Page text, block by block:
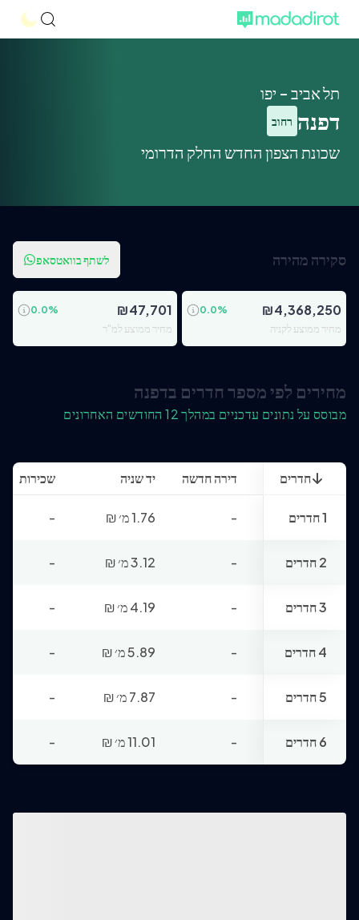
תל אביב - יפו
דפנה רחוב
שכונת הצפון החדש החלק הדרומי
סקירה מהירה לשתף בוואטסאפ
₪4,368,250
0.0%
מחיר ממוצע לקניה
₪47,701
0.0%
מחיר ממוצע למ"ר
מחירים לפי מספר חדרים בדפנה
מבוסס על נתונים עדכניים במהלך 12 החודשים האחרונים
חדרים דירה חדשה יד שניה שכירות
1 חדרים - 1.76 מ׳ ₪
-
2 חדרים - 3.12 מ׳ ₪
-
3 חדרים - 4.19 מ׳ ₪
-
4 חדרים - 5.89 מ׳ ₪
-
5 חדרים - 7.87 מ׳ ₪
-
6 חדרים - 11.01 מ׳ ₪
-